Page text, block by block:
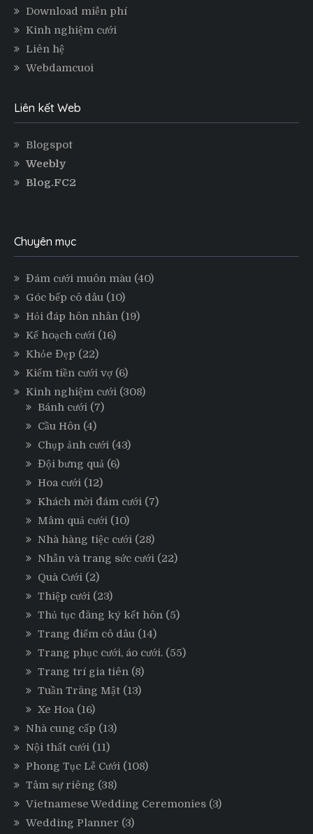
Download miễn phí
Kinh nghiệm cưới
Liên hệ
Webdamcuoi
Liên kết Web
Blogspot
Weebly
Blog.FC2
Chuyên mục
Đám cưới muôn màu (40)
Góc bếp cô dâu (10)
Hỏi đáp hôn nhân (19)
Kế hoạch cưới (16)
Khỏe Đẹp (22)
Kiếm tiền cưới vợ (6)
Kinh nghiệm cưới (308)
Bánh cưới (7)
Cầu Hôn (4)
Chụp ảnh cưới (43)
Đội bưng quả (6)
Hoa cưới (12)
Khách mời đám cưới (7)
Mâm quả cưới (10)
Nhà hàng tiệc cưới (28)
Nhẫn và trang sức cưới (22)
Quà Cưới (2)
Thiệp cưới (23)
Thủ tục đăng ký kết hôn (5)
Trang điểm cô dâu (14)
Trang phục cưới, áo cưới. (55)
Trang trí gia tiên (8)
Tuần Trăng Mật (13)
Xe Hoa (16)
Nhà cung cấp (13)
Nội thất cưới (11)
Phong Tục Lễ Cưới (108)
Tâm sự riêng (38)
Vietnamese Wedding Ceremonies (3)
Wedding Planner (3)